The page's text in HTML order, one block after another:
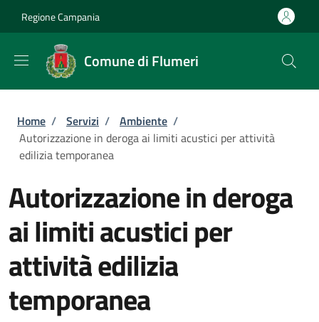
Regione Campania
Comune di Flumeri
Briciole di pane
Home / Servizi / Ambiente /
Autorizzazione in deroga ai limiti acustici per attività
edilizia temporanea
Autorizzazione in deroga
ai limiti acustici per
attività edilizia
temporanea